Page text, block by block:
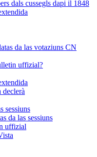
dals cussegls dapi il 1848
da las votaziuns CN
uffizial?
declerà
sessiuns
da las sessiuns
uffizial